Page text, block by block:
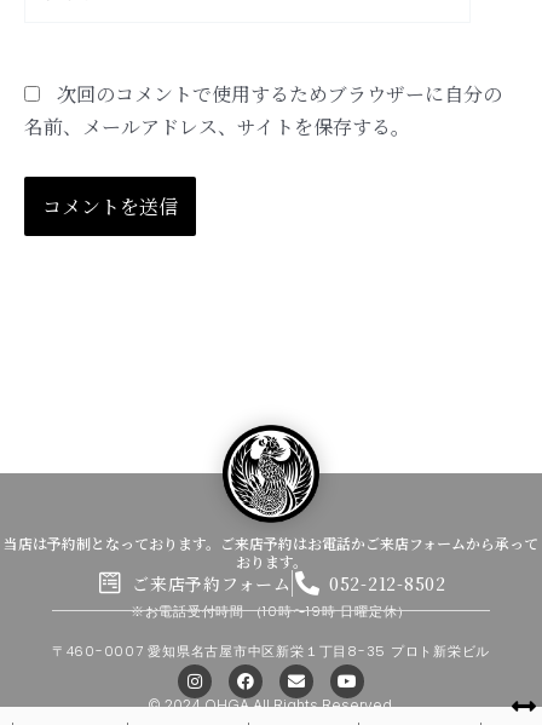
次回のコメントで使用するためブラウザーに自分の
名前、メールアドレス、サイトを保存する。
当店は予約制となっております。ご来店予約はお電話かご来店フォームから承って
おります。
ご来店予約フォーム 052-212-8502
※お電話受付時間（10時〜19時 日曜定休）
〒460-0007 愛知県名古屋市中区新栄１丁目8-35 プロト新栄ビル
I
n
s
F
a
c
E
n
v
Y
o
u
© 2024 OHGA All Rights Reserved.